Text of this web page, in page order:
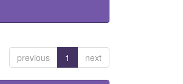
previous 1 next